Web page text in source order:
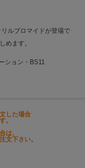
ルブロマイドが登場で
めます。
ション・BS11
した場合
。
は、
文下さい。